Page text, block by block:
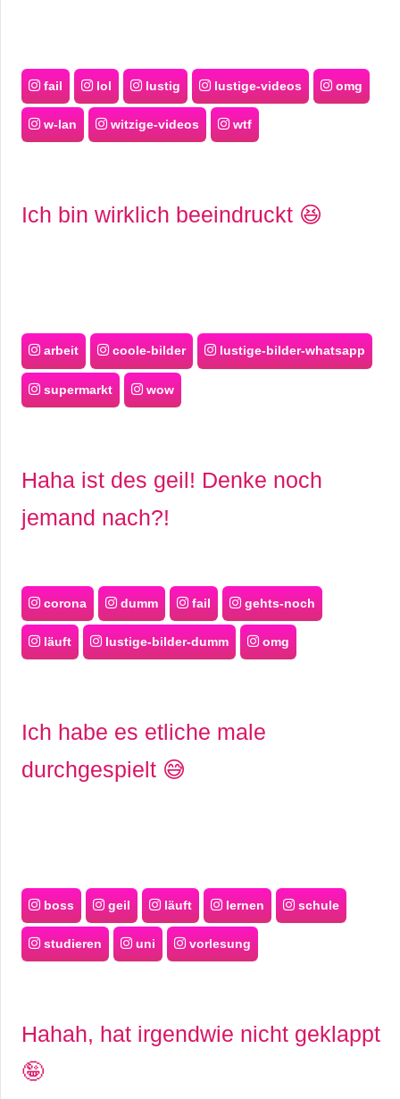
fail lol lustig lustige-videos omg
w-lan witzige-videos wtf
Ich bin wirklich beeindruckt 😆
arbeit coole-bilder lustige-bilder-whatsapp
supermarkt wow
Haha ist des geil! Denke noch
jemand nach?!
corona dumm fail gehts-noch
läuft lustige-bilder-dumm omg
Ich habe es etliche male
durchgespielt 😅
boss geil läuft lernen schule
studieren uni vorlesung
Hahah, hat irgendwie nicht geklappt
🤪